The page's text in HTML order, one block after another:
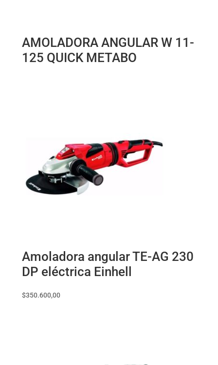
AMOLADORA ANGULAR W 11-
125 QUICK METABO
Amoladora angular TE-AG 230
DP eléctrica Einhell
$350.600,00